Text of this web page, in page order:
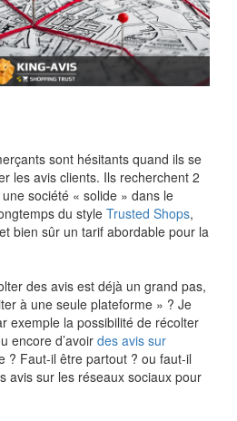
sont hésitants quand ils se
les avis clients. Ils recherchent 2
société « solide » dans le
du style Trusted Shops,
bien sûr un tarif abordable pour la
des avis est déjà un grand pas,
à une seule plateforme » ? Je
exemple la possibilité de récolter
encore d’avoir des avis sur
? Faut-il être partout ? ou faut-il
avis sur les réseaux sociaux pour